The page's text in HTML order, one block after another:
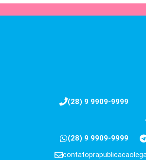
(28) 9 9909-9999
(28) 9 9909-9999